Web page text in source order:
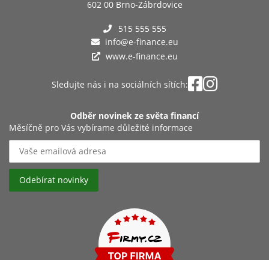
602 00 Brno-Zábrdovice
515 555 555
info@e-finance.eu
www.e-finance.eu
Sledujte nás i na sociálních sítích:
Odběr novinek ze světa financí
Měsíčně pro Vás vybírame důležité informace